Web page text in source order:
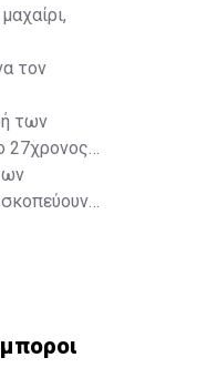
τον
των
27χρονος